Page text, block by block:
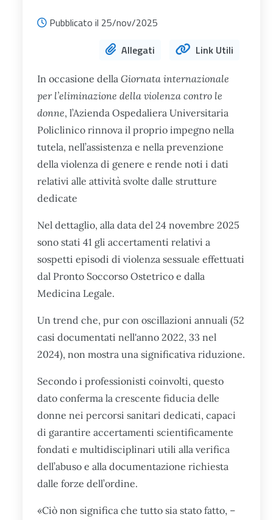
Pubblicato il 25/nov/2025
Allegati
Link Utili
In occasione della Giornata internazionale
per l’eliminazione della violenza contro le
donne, l’Azienda Ospedaliera Universitaria
Policlinico rinnova il proprio impegno nella
tutela, nell’assistenza e nella prevenzione
della violenza di genere e rende noti i dati
relativi alle attività svolte dalle strutture
dedicate
Nel dettaglio, alla data del 24 novembre 2025
sono stati 41 gli accertamenti relativi a
sospetti episodi di violenza sessuale effettuati
dal Pronto Soccorso Ostetrico e dalla
Medicina Legale.
Un trend che, pur con oscillazioni annuali (52
casi documentati nell'anno 2022, 33 nel
2024), non mostra una significativa riduzione.
Secondo i professionisti coinvolti, questo
dato conferma la crescente fiducia delle
donne nei percorsi sanitari dedicati, capaci
di garantire accertamenti scientificamente
fondati e multidisciplinari utili alla verifica
dell’abuso e alla documentazione richiesta
dalle forze dell’ordine.
«Ciò non significa che tutto sia stato fatto, –